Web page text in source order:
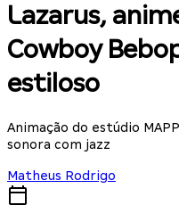
Lazarus,
Cowboy
estiloso
Animação do estúdio
sonora com jazz
Matheus Rodrigo